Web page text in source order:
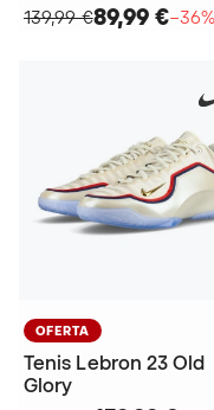
139,99 €89,99 €−36%
OFERTA
Tenis Lebron 23 Old
Glory